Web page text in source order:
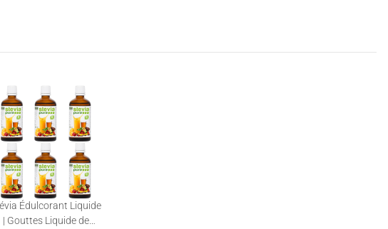
Édulcorant Liquide
| Gouttes Liquide de